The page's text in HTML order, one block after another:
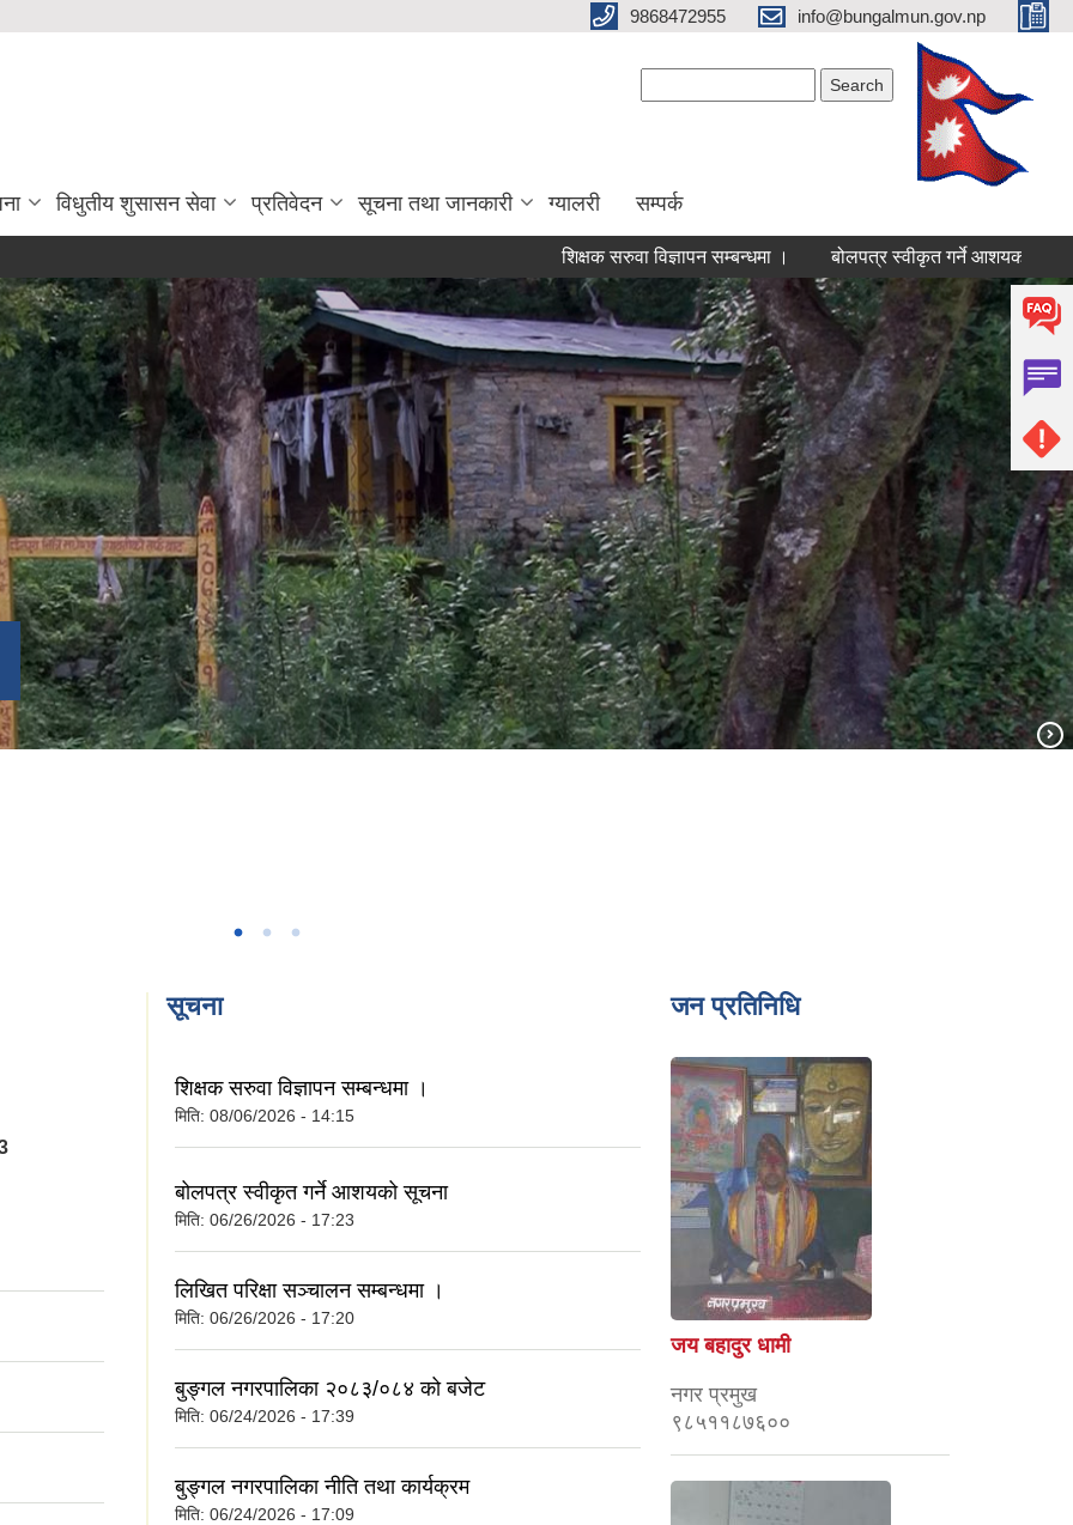
9868472955 info@bungalmun.gov.np
विधुतीय शुसासन सेवा प्रतिवेदन सूचना तथा जानकारी ग्यालरी सम्पर्क
शिक्षक सरुवा विज्ञापन सम्बन्धमा । बोलपत्र स्वीकृत गर्ने आशयको सूचना
सूचना
शिक्षक सरुवा विज्ञापन सम्बन्धमा ।
मिति: 08/06/2026 - 14:15
बोलपत्र स्वीकृत गर्ने आशयको सूचना
मिति: 06/26/2026 - 17:23
लिखित परिक्षा सञ्चालन सम्बन्धमा ।
मिति: 06/26/2026 - 17:20
बुङ्गल नगरपालिका २०८३/०८४ को बजेट
मिति: 06/24/2026 - 17:39
बुङ्गल नगरपालिका नीति तथा कार्यक्रम
मिति: 06/24/2026 - 17:09
जन प्रतिनिधि
जय बहादुर धामी
नगर प्रमुख
९८५११८७६००